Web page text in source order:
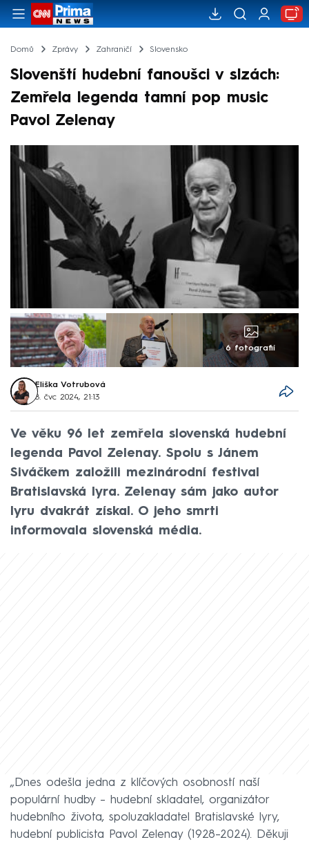
Domů Zprávy Zahraničí Slovensko
Slovenští hudební fanoušci v slzách:
Zemřela legenda tamní pop music
Pavol Zelenay
6 fotografií
Eliška Votrubová
8. čvc 2024, 21:13
Ve věku 96 let zemřela slovenská hudební
legenda Pavol Zelenay. Spolu s Jánem
Siváčkem založili mezinárodní festival
Bratislavská lyra. Zelenay sám jako autor
lyru dvakrát získal. O jeho smrti
informovala slovenská média.
„Dnes odešla jedna z klíčových osobností naší
populární hudby – hudební skladatel, organizátor
hudebního života, spoluzakladatel Bratislavské lyry,
hudební publicista Pavol Zelenay (1928–2024). Děkuji